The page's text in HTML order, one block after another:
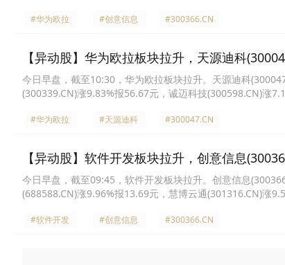
#华为欧拉 #创意信息 #300366.CN
【异动股】华为欧拉板块拉升，天源迪科
今日早盘，截至10:30，华为欧拉板块拉升。天源迪科
(300339.CN)涨9.83%报56.67元，诚迈科技(300598.CN)涨
#华为欧拉 #天源迪科 #300047.CN
【异动股】软件开发板块拉升，创意信息
今日早盘，截至09:45，软件开发板块拉升。创意信息
(688588.CN)涨9.96%报13.69元，慧博云通(301316.CN)涨
#软件开发 #创意信息 #300366.CN